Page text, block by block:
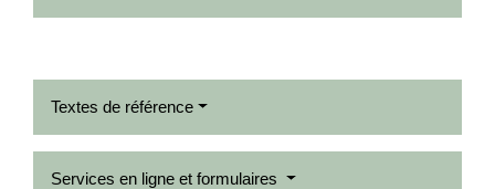
Textes de référence
Services en ligne et formulaires